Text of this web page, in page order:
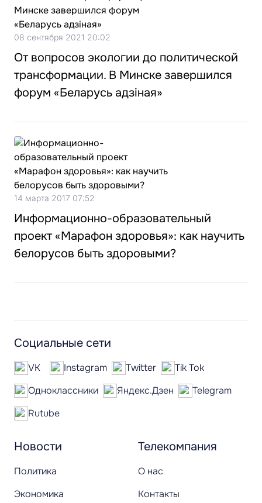
08 сентября 2021 20:02
От вопросов экологии до политической
трансформации. В Минске завершился
форум «Беларусь адзіная»
14 марта 2017 07:52
Информационно-образовательный
проект «Марафон здоровья»: как научить
белорусов быть здоровыми?
Новости
Политика
Экономика
Телекомпания
О нас
Контакты
Социальные сети
VK Instagram Twitter
Tik Tok
Одноклассники
Яндекс.Дзен
Telegram
Rutube